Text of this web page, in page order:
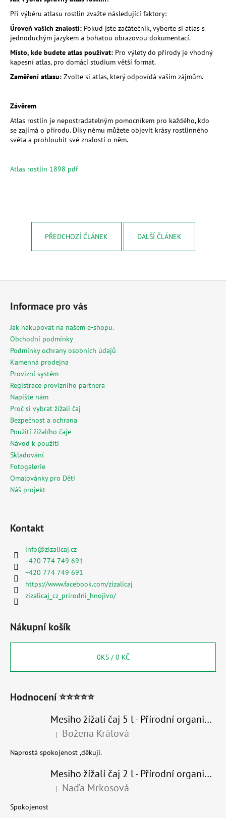
Při výběru atlasu rostlin zvažte následující faktory:
Úroveň vašich znalostí: Pokud jste začátečník, vyberte si atlas s
jednoduchým jazykem a bohatou obrazovou dokumentací.
Místo, kde budete atlas používat: Pro výlety do přírody je vhodný
kapesní atlas, pro domácí studium větší formát.
Zaměření atlasu: Zvolte si atlas, který odpovídá vašim zájmům.
Závěrem
Atlas rostlin je nepostradatelným pomocníkem pro každého, kdo
se zajímá o přírodu. Díky němu můžete objevit krásy rostlinného
světa a prohloubit své znalosti o něm.
Atlas rostlin 1898 pdf
PŘEDCHOZÍ ČLÁNEK DALŠÍ ČLÁNEK
ŽÍŽALÍ
ČAJ
1
L
-
UNIVERZÁLNÍ
ORGANICKÉ
Informace pro vás
Jak nakupovat na našem e-shopu.
Obchodní podmínky
Podmínky ochrany osobních údajů
Kamenná prodejna
Provizní systém
Registrace provizního partnera
Napište nám
Proč si vybrat žížalí čaj
Bezpečnost a ochrana
Použití žížalího čaje
Návod k použití
Skladování
Fotogalerie
Omalovánky pro Děti
Náš projekt
Kontakt
info@zizalicaj.cz
+420 774 749 691
+420 774 749 691
https://www.facebook.com/zizalicaj
zizalicaj_cz_prirodni_hnojivo/
Nákupní košík
0KS /0 KČ
Hodnocení ⭐⭐⭐⭐⭐
Mesiho žížalí čaj 5 l - Přírodní organické hnojivo 100% nature
Hodnocení produktu je 5 z 5 hvězdiček.
| Božena Králová
Naprostá spokojenost ,děkuji.
Mesiho žížalí čaj 2 l - Přírodní organické hnojivo 100% nature - recyklovaný obal
Hodnocení produktu je 5 z 5 hvězdiček.
| Naďa Mrkosová
Spokojenost